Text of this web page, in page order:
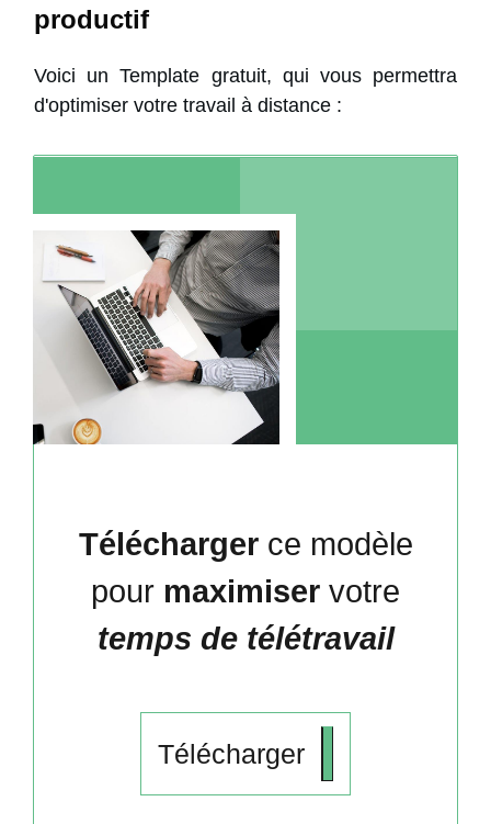
productif
Voici un Template gratuit, qui vous permettra
d'optimiser votre travail à distance :
Téléchargerce modèle
pour maximiser votre
temps de télétravail
Télécharger